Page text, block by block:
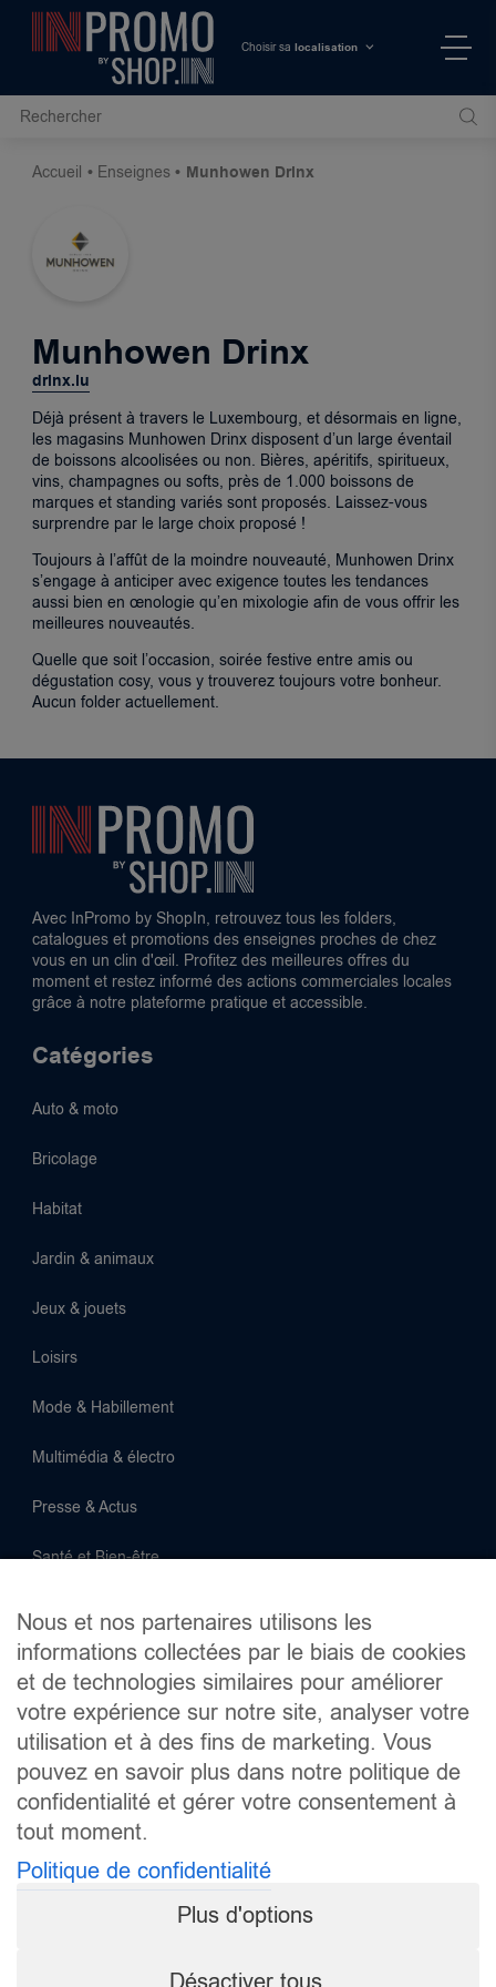
Choisir sa localisation
Accueil Enseignes Munhowen Drinx
Munhowen Drinx
drinx.lu
Déjà présent à travers le Luxembourg, et désormais en ligne,
les magasins Munhowen Drinx disposent d’un large éventail
de boissons alcoolisées ou non. Bières, apéritifs, spiritueux,
vins, champagnes ou softs, près de 1.000 boissons de
marques et standing variés sont proposés. Laissez-vous
surprendre par le large choix proposé !
Toujours à l’affût de la moindre nouveauté, Munhowen Drinx
s’engage à anticiper avec exigence toutes les tendances
aussi bien en œnologie qu’en mixologie afin de vous offrir les
meilleures nouveautés.
Quelle que soit l’occasion, soirée festive entre amis ou
dégustation cosy, vous y trouverez toujours votre bonheur.
Aucun folder actuellement.
Avec InPromo by ShopIn, retrouvez tous les folders,
catalogues et promotions des enseignes proches de chez
vous en un clin d'œil. Profitez des meilleures offres du
moment et restez informé des actions commerciales locales
grâce à notre plateforme pratique et accessible.
Catégories
Auto & moto
Bricolage
Habitat
Jardin & animaux
Jeux & jouets
Loisirs
Mode & Habillement
Multimédia & électro
Presse & Actus
Santé et Bien-être
Télécom
Recevez toute l'actualité InPromo
Soyez informé des meilleures promotions en avant-première
en vous inscrivant à la newsletter InPromo by ShopIn.
En vous inscrivant, vous acceptez la
Nous et nos partenaires utilisons les
informations collectées par le biais de cookies
et de technologies similaires pour améliorer
votre expérience sur notre site, analyser votre
utilisation et à des fins de marketing. Vous
pouvez en savoir plus dans notre politique de
confidentialité et gérer votre consentement à
tout moment.
Politique de confidentialité
Plus d'options